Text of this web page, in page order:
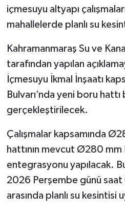
içmesuyu altyapı
mahallelerde planlı su
Kahramanmaraş Su ve
tarafından yapılan
İçmesuyu İkmal İnşaatı
Bulvarı’nda yeni boru hattı
gerçekleştirilecek.
Çalışmalar kapsamında
hattının mevcut Ø280 mm
entegrasyonu yapılacak.
2026 Perşembe günü
arasında planlı su kesintisi
YEREL YÖNETİM
SEÇİM 2011
ÜÇÜNCÜ SAYFA
SİVİL TOPLUM
SEÇİM 2014